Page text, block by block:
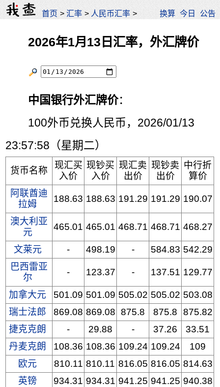
首页 >汇率 > 人民币汇率 > 换算 今日 公告
2026年1月13日汇率，外汇牌价
中国银行外汇牌价：
100外币兑换人民币，2026/01/13
23:57:58（星期二）
货币名称
现汇买
入价
现钞买
入价
现汇卖
出价
现钞卖
出价
中行折
算价
阿联酋迪
拉姆
188.63 188.63 191.29 191.29 190.07
澳大利亚
元
465.01 465.01 468.71 468.71 468.27
文莱元 - 498.19 - 584.83 542.29
巴西雷亚
尔
- 123.37 - 137.51 129.77
加拿大元 501.09 501.09 505.02 505.02 503.08
瑞士法郎
869.08 869.08 875.8 875.8
875.82
捷克克朗
- 29.88 - 37.26
33.51
丹麦克朗
108.36 108.36 109.24 109.24
109
欧元
810.11 810.11 816.05 816.05 814.63
英镑
934.31 934.31 941.25 941.25 940.38